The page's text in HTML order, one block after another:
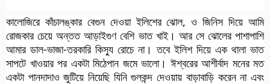
কালোজিরে কাঁচালঙ্কার বেগুন দেওয়া ইলিশের ঝোল, ও জিনিস দিয়ে আমি
রোজকার চেয়ে অন্তত আড়াইগুণ বেশি ভাত খাই। আর সে ঝোলের পাশাপাশি
আমার ডাল-ভাজা-তরকারি কিস্যু রোচে না। তবে ইলিশ দিয়ে এক থালা ভাত
সাপটে খাওয়ার পর একটা মিঠেপান জমে ভালো। ঈশ্বরের আশীর্বাদ মনের মত
একটা পানদাদাও জুটিয়ে নিয়েছি যিনি গুলকন্দ দেওয়ায় বাড়াবাড়ি করেন না এবং